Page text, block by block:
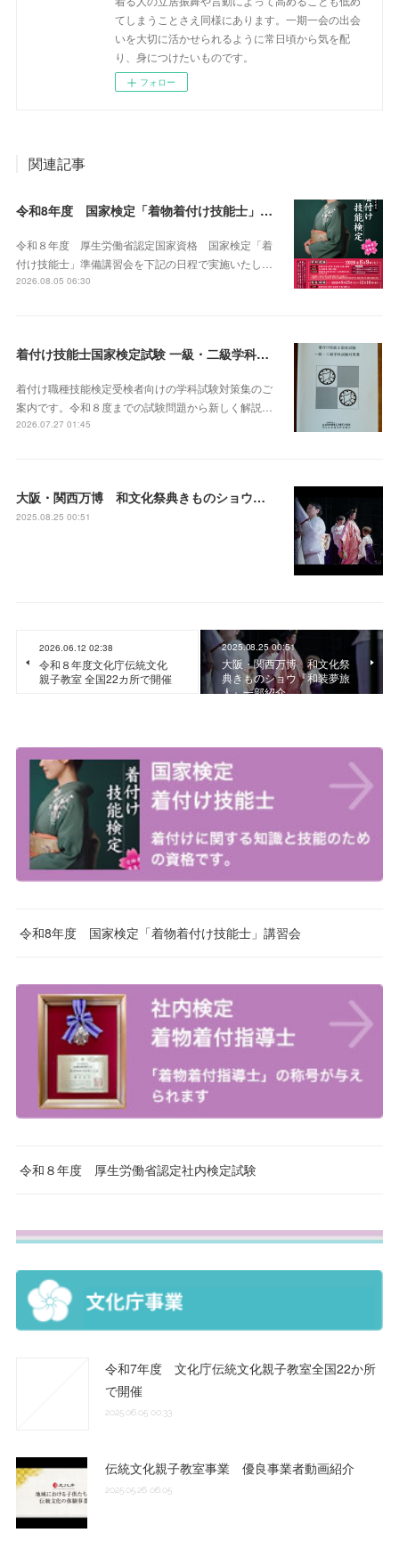
てしまうことさえ同様にあります。一期一会の出会
いを大切に活かせられるように常日頃から気を配
り、身につけたいものです。
フォロー
関連記事
令和8年度 国家検定「着物着付け技能士」講習会
令和８年度 厚生労働省認定国家資格 国家検定「着
付け技能士」準備講習会を下記の日程で実施いたし…
2026.08.05 06:30
着付け技能士国家検定試験 一級・二級学科試験対策集 販売
着付け職種技能検定受検者向けの学科試験対策集のご
案内です。令和８度までの試験問題から新しく解説…
2026.07.27 01:45
大阪・関西万博 和文化祭典きものショウ『和装夢旅人』一部紹介
2025.08.25 00:51
2026.06.12 02:38
令和８年度文化庁伝統文化
親子教室 全国22カ所で開催
2025.08.25 00:51
大阪・関西万博 和文化祭
典きものショウ『和装夢旅
人』一部紹介
令和8年度 国家検定「着物着付け技能士」講習会
令和８年度 厚生労働省認定社内検定試験
令和7年度 文化庁伝統文化親子教室全国22か所
で開催
2025.06.05 00:33
伝統文化親子教室事業 優良事業者動画紹介
2025.05.26 06:05